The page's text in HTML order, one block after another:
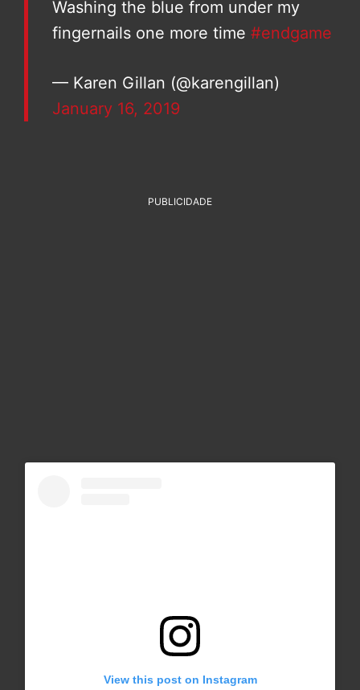
Washing the blue from under my
fingernails one more time #endgame
— Karen Gillan (@karengillan)
January 16, 2019
PUBLICIDADE
View this post on Instagram